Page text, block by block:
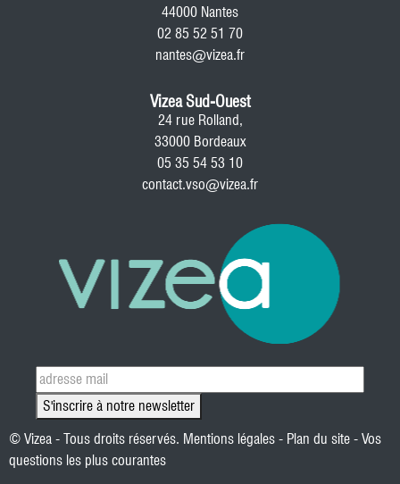
44000 Nantes
02 85 52 51 70
nantes@vizea.fr
Vizea Sud-Ouest
24 rue Rolland,
33000 Bordeaux
05 35 54 53 10
contact.vso@vizea.fr
S'inscrire à notre newsletter
© Vizea - Tous droits réservés. Mentions légales - Plan du site - Vos
questions les plus courantes